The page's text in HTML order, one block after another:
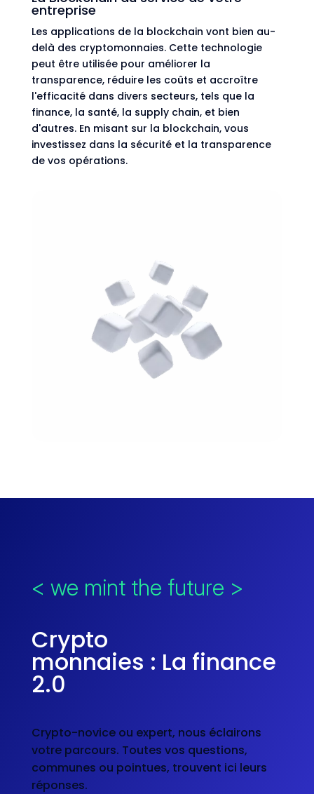
entreprise
Les applications de la blockchain vont bien au-
delà des cryptomonnaies. Cette technologie
peut être utilisée pour améliorer la
transparence, réduire les coûts et accroître
l'efficacité dans divers secteurs, tels que la
finance, la santé, la supply chain, et bien
d'autres. En misant sur la blockchain, vous
investissez dans la sécurité et la transparence
de vos opérations.
< we mint the future >
Crypto
monnaies : La finance
2.0
Crypto-novice ou expert, nous éclairons
votre parcours. Toutes vos questions,
communes ou pointues, trouvent ici leurs
réponses.